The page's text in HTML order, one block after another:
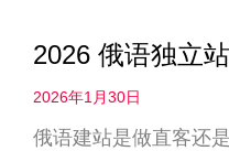
2026 俄语独立
2026年1月30日
俄语建站是做直客还